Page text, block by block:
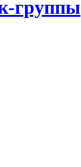
группы